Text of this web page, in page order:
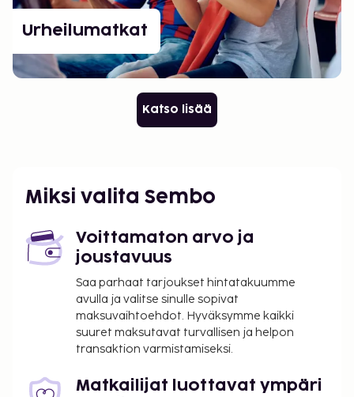
Urheilumatkat
Katso lisää
Miksi valita Sembo
Voittamaton arvo ja
joustavuus
Saa parhaat tarjoukset hintatakuumme
avulla ja valitse sinulle sopivat
maksuvaihtoehdot. Hyväksymme kaikki
suuret maksutavat turvallisen ja helpon
transaktion varmistamiseksi.
Matkailijat luottavat ympäri